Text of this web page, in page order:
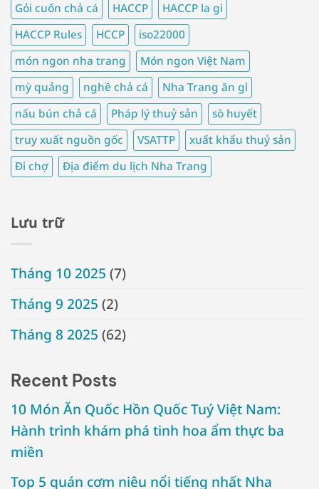
Gỏi cuốn chả cá
HACCP
HACCP la gi
HACCP Rules
HCCP
iso22000
món ngon nha trang
Món ngon Việt Nam
mỳ quảng
nghề chả cá
Nha Trang ăn gì
nấu bún chả cá
Pháp lý thuỷ sản
sò huyết
truy xuất nguồn gốc
VSATTP
xuất khẩu thuỷ sản
Đi chợ
Địa điểm du lịch Nha Trang
Lưu trữ
Tháng 10 2025 (7)
Tháng 9 2025 (2)
Tháng 8 2025 (62)
Recent Posts
10 Món Ăn Quốc Hồn Quốc Tuý Việt Nam:
Hành trình khám phá tinh hoa ẩm thực ba
miền
Top 5 quán cơm niêu nổi tiếng nhất Nha